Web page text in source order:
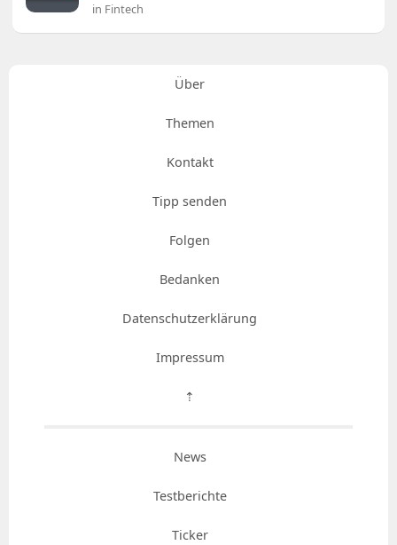
in Fintech
Über
Themen
Kontakt
Tipp senden
Folgen
Bedanken
Datenschutzerklärung
Impressum
⇡
News
Testberichte
Ticker